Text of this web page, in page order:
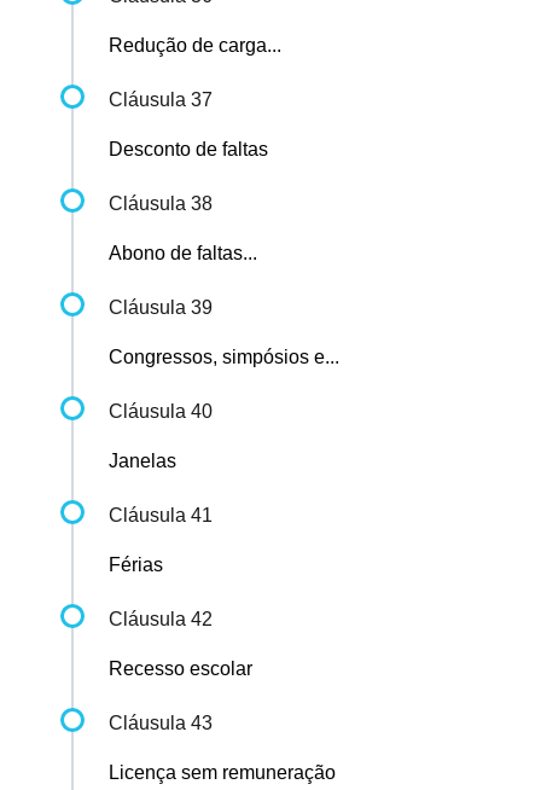
Redução de carga...
Cláusula 37
Desconto de faltas
Cláusula 38
Abono de faltas...
Cláusula 39
Congressos, simpósios e...
Cláusula 40
Janelas
Cláusula 41
Férias
Cláusula 42
Recesso escolar
Cláusula 43
Licença sem remuneração